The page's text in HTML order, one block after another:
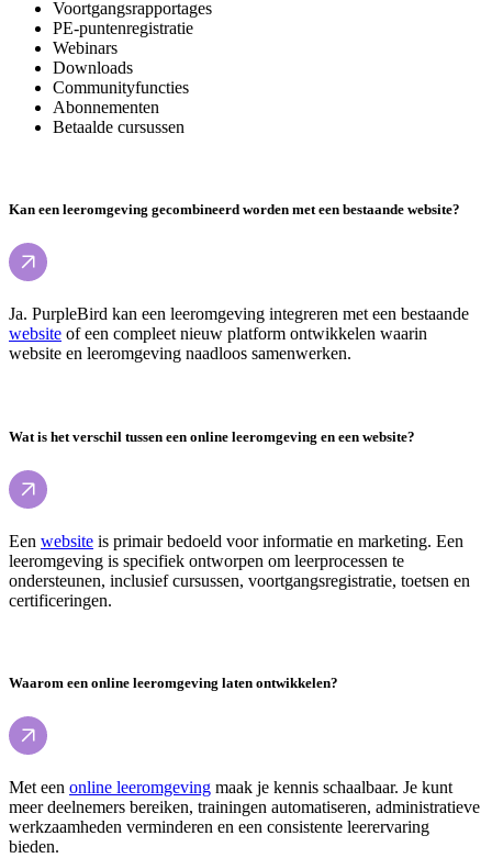
Voortgangsrapportages
PE-puntenregistratie
Webinars
Downloads
Communityfuncties
Abonnementen
Betaalde cursussen
Kan een leeromgeving gecombineerd worden met een bestaande website?
Ja. PurpleBird kan een leeromgeving integreren met een bestaande
website of een compleet nieuw platform ontwikkelen waarin
website en leeromgeving naadloos samenwerken.
Wat is het verschil tussen een online leeromgeving en een website?
Een website is primair bedoeld voor informatie en marketing. Een
leeromgeving is specifiek ontworpen om leerprocessen te
ondersteunen, inclusief cursussen, voortgangsregistratie, toetsen en
certificeringen.
Waarom een online leeromgeving laten ontwikkelen?
Met een online leeromgeving maak je kennis schaalbaar. Je kunt
meer deelnemers bereiken, trainingen automatiseren, administratieve
werkzaamheden verminderen en een consistente leerervaring
bieden.